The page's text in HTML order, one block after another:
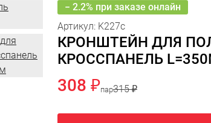
− 2.2% при заказе онлайн
Артикул: K227c
КРОНШТЕЙН ДЛЯ
КРОССПАНЕЛЬ
308 ₽пар315 ₽